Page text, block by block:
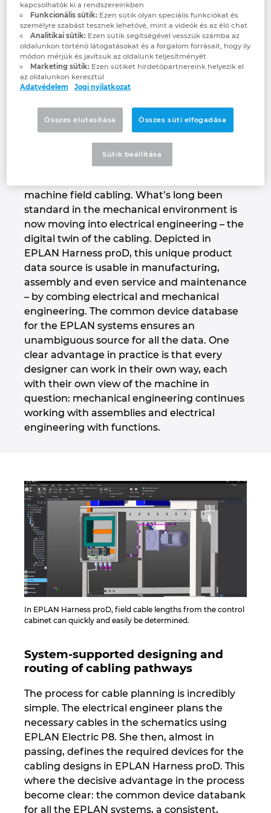
cabling. The digital twin can be used as a
3D module in the mechanical construction
or be transferred into the electrotechnical
project with the added cabling information.
Monheim, Germany, 29 March 2023 – Finding
the right cables, planning, designing and
plotting their routing for assembly? Until
now, this has been a very laborious process
building. Solutions provider EPLAN has now
expanded its 3D software EPLAN Harness
machine field cabling. What’s long been
standard in the mechanical environment is
now moving into electrical engineering – the
digital twin of the cabling. Depicted in
EPLAN Harness proD, this unique product
data source is usable in manufacturing,
assembly and even service and maintenance
– by combing electrical and mechanical
engineering. The common device database
for the EPLAN systems ensures an
unambiguous source for all the data. One
clear advantage in practice is that every
designer can work in their own way, each
with their own view of the machine in
question: mechanical engineering continues
working with assemblies and electrical
engineering with functions.
In EPLAN Harness proD, field cable lengths from the control
cabinet can quickly and easily be determined.
System-supported designing and
routing of cabling pathways
The process for cable planning is incredibly
simple. The electrical engineer plans the
necessary cables in the schematics using
EPLAN Electric P8. She then, almost in
passing, defines the required devices for the
cabling designs in EPLAN Harness proD. This
where the decisive advantage in the process
become clear: the common device databank
for all the EPLAN systems, a consistent,
Denmark
Finland
France
Germany
Greece
India
Indonesia
Ireland
Israel
Italy
Japan
Lithuania
Luxembourg
Netherlands
New Zealand
Norway
Peru
Poland
Portugal
Romania
Serbia
Singapore
kapcsolhatók ki a rendszereinkben
Funkcionális sütik:Ezen sütik olyan speciális funkciókat és
személyre szabást tesznek lehetővé, mint a videók és az élő chat
Analitikai sütik:Ezen sütik segítségével vesszük számba az
oldalunkon történő látogatásokat és a forgalom forrásait, hogy ily
módon mérjük és javítsuk az oldalunk teljesítményét
Marketing sütik:Ezen sütiket hirdetőpartnereink helyezik el
az oldalunkon keresztül
Adatvédelem
Jogi nyilatkozat
Összes elutasítása Összes süti elfogadása
Sütik beállítása